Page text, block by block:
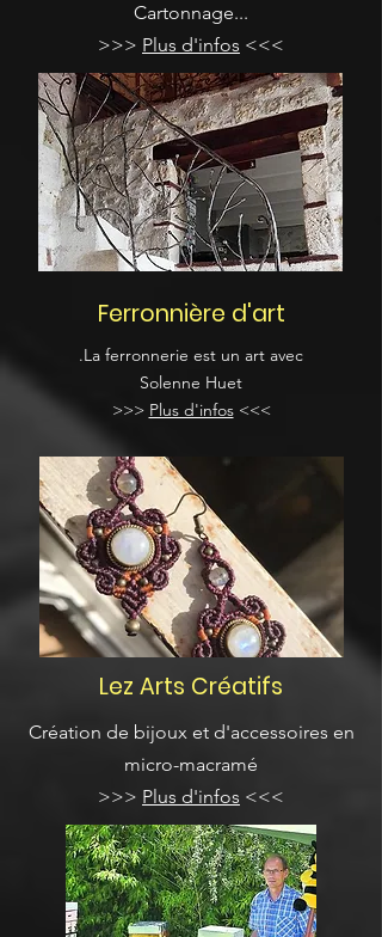
Cartonnage...
>>> Plus d'infos <<<
Ferronnière d'art
.La ferronnerie est un art avec
Solenne Huet
>>> Plus d'infos<<<
Lez Arts Créatifs
Création de bijoux et d'accessoires en
micro-macramé
>>> Plus d'infos <<<